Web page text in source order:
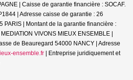
| Caisse de garantie financière : SOCAF.
| Adresse caisse de garantie : 26
PARIS | Montant de la garantie financière :
VIVONS MIEUX ENSEMBLE |
de Beauregard 54000 NANCY | Adresse
ensemble.fr | Entreprise juridiquement et